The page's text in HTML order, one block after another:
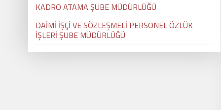
KADRO ATAMA ŞUBE MÜDÜRLÜĞÜ
DAİMİ İŞÇİ VE SÖZLEŞMELİ PERSONEL ÖZLÜK
İŞLERİ ŞUBE MÜDÜRLÜĞÜ